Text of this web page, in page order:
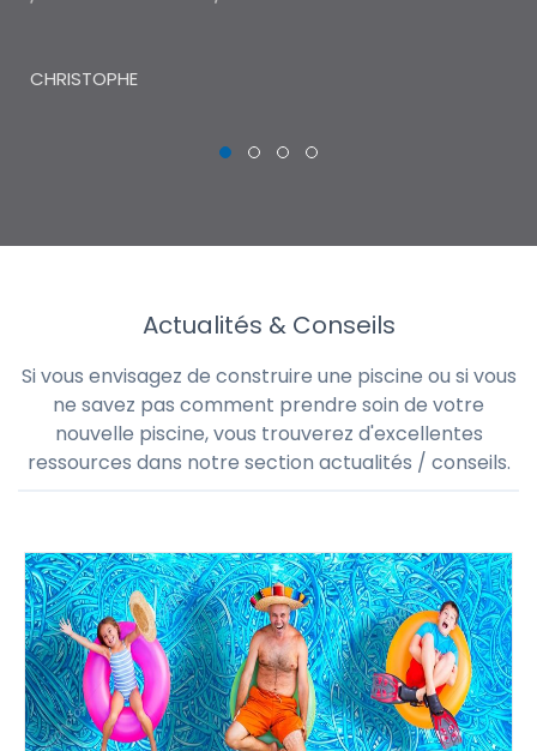
CHRISTOPHE
Actualités & Conseils
Si vous envisagez de construire une piscine ou si vous
ne savez pas comment prendre soin de votre
nouvelle piscine, vous trouverez d'excellentes
ressources dans notre section actualités / conseils.